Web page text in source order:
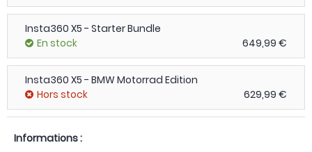
Insta360 X5 - Starter Bundle
En stock
649,99 €
Insta360 X5 - BMW Motorrad Edition
Hors stock
629,99 €
Informations :